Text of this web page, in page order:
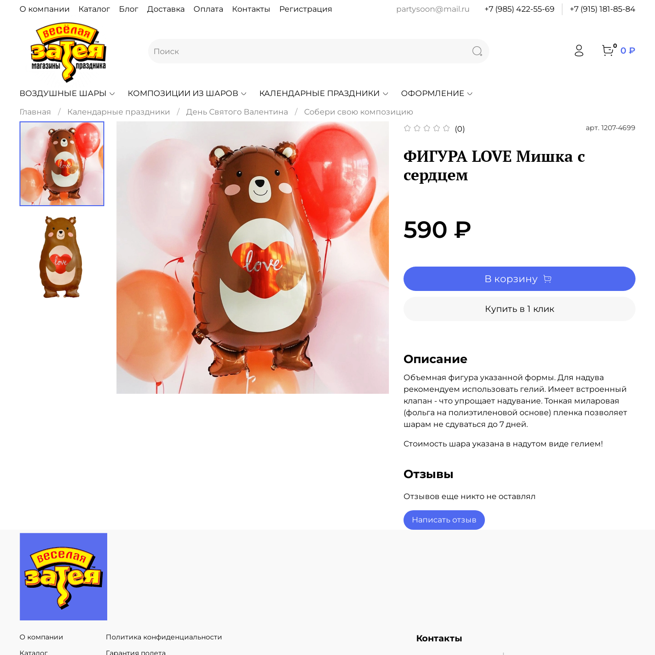
О компании Каталог Блог Доставка Оплата Контакты Регистрация partysoon@mail.ru +7 (985) 422-55-69 +7 (915) 181-85-84
0 0 ₽
ВОЗДУШНЫЕ ШАРЫ КОМПОЗИЦИИ ИЗ ШАРОВ КАЛЕНДАРНЫЕ ПРАЗДНИКИ
ОФОРМЛЕНИЕ
Главная
Календарные праздники День Святого Валентина
Собери свою композицию
(0)
арт. 1207-4699
ФИГУРА LOVE Мишка с
сердцем
590 ₽
В корзину
Купить в 1 клик
Описание
Объемная фигура указанной формы. Для надува
рекомендуем использовать гелий. Имеет встроенный
клапан - что упрощает надувание. Тонкая миларовая
(фольга на полиэтиленовой основе) пленка позволяет
шарам не сдуваться до 7 дней.
Стоимость шара указана в надутом виде гелием!
Отзывы
Отзывов еще никто не оставлял
Написать отзыв
О компании
Каталог
Политика конфиденциальности
Гарантия полета
Контакты